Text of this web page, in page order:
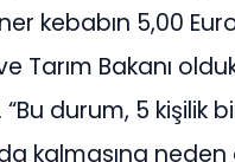
kebabın 5,00
Tarım Bakanı
durum, 5 kişilik
kalmasına